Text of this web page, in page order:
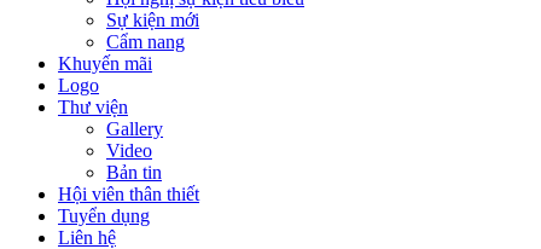
Sự kiện mới
Cẩm nang
Khuyến mãi
Logo
Thư viện
Gallery
Video
Bản tin
Hội viên thân thiết
Tuyển dụng
Liên hệ